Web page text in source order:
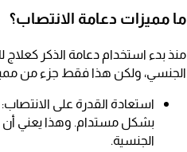
ما مميزات دعامة الانتصاب؟
منذ بدء استخدام دعامة الذكر كعلاج
الجنسي، ولكن هذا فقط جزء من
استعادة القدرة على
بشكل مستدام. وهذا يعني
الجنسية.